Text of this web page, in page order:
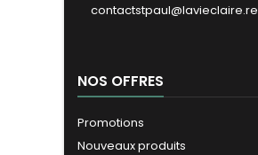
contactstpaul@lavieclaire.re
NOS OFFRES
Promotions
Nouveaux produits